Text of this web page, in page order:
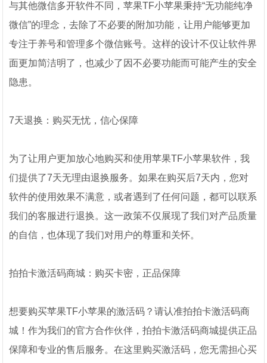
与其他微信多开软件不同，苹果TF小苹果秉持“无功能纯净
微信”的理念，去除了不必要的附加功能，让用户能够更加
专注于养号和管理多个微信账号。这样的设计不仅让软件界
面更加简洁明了，也减少了因不必要功能而可能产生的安全
隐患。
7天退换：购买无忧，信心保障
为了让用户更加放心地购买和使用苹果TF小苹果软件，我
们提供了7天无理由退换服务。如果在购买后7天内，您对
软件的使用效果不满意，或者遇到了任何问题，都可以联系
我们的客服进行退换。这一政策不仅展现了我们对产品质量
的自信，也体现了我们对用户的尊重和关怀。
拍拍卡激活码商城：购买卡密，正品保障
想要购买苹果TF小苹果的激活码？请认准拍拍卡激活码商
城！作为我们的官方合作伙伴，拍拍卡激活码商城提供正品
保障和专业的售后服务。在这里购买激活码，您无需担心买